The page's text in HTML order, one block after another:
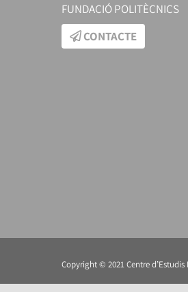
FUNDACIÓ POLITÈCNICS
CONTACTE
Copyright © 2021 Centre